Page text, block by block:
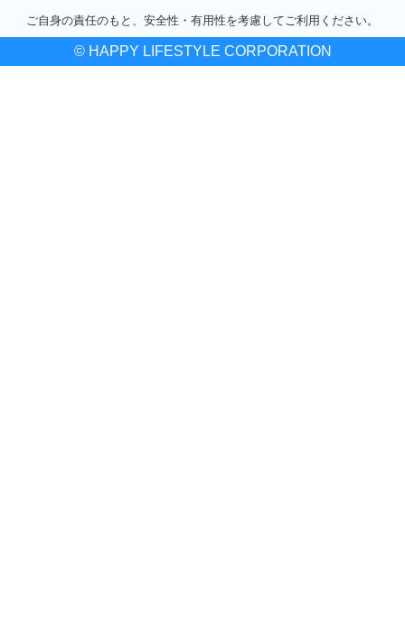
ご自身の責任のもと、安全性・有用性を考慮してご利用ください。
© HAPPY LIFESTYLE CORPORATION